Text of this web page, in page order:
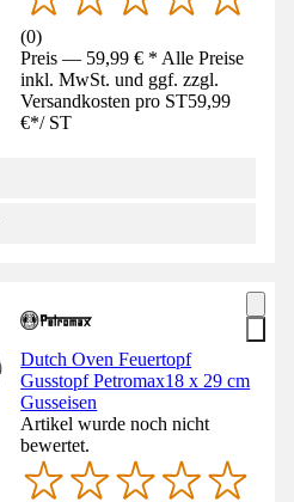
(0)
Preis — 59,99 € * Alle Preise
inkl. MwSt. und ggf. zzgl.
Versandkosten pro ST59,99
€*/ ST
Dutch Oven Feuertopf
Gusstopf Petromax18 x 29 cm
Gusseisen
Artikel wurde noch nicht
bewertet.